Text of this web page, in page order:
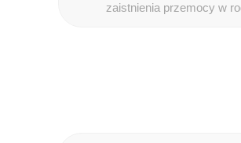
zaistnienia przemocy w